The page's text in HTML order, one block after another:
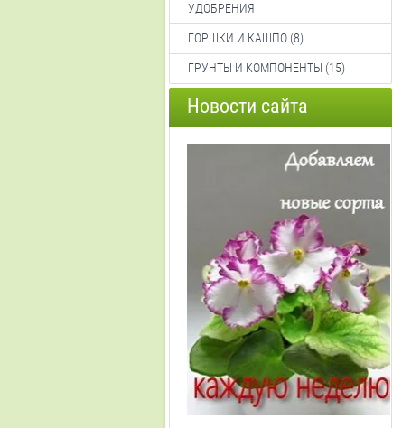
УДОБРЕНИЯ
ГОРШКИ И КАШПО (8)
ГРУНТЫ И КОМПОНЕНТЫ (15)
Новости сайта